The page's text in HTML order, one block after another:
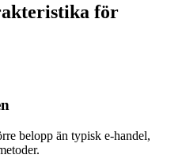
för
belopp än typisk e-handel,